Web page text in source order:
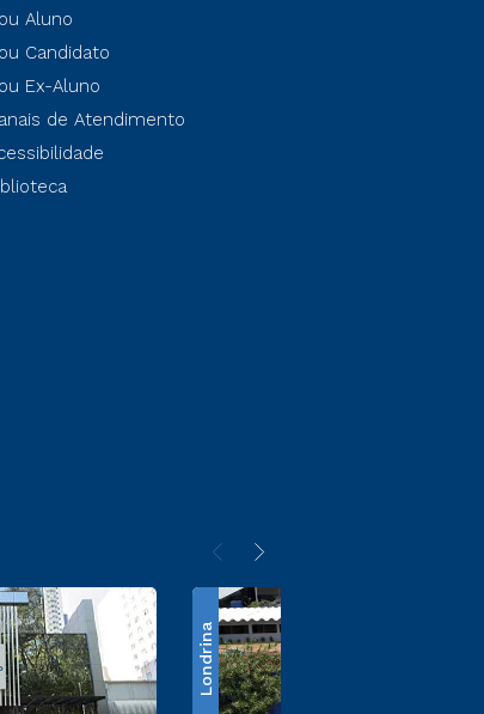
Aluno
Candidato
Ex-Aluno
de Atendimento
Londrina